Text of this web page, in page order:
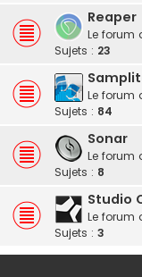
Reaper
Le forum
Sujets : 23
Le forum
Sujets : 84
Sonar
Le forum
Sujets : 8
Studio
Le forum
Sujets : 3